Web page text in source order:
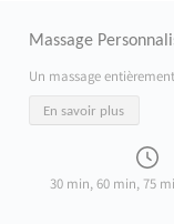
Massage
Un massage
En savoir plus
30 min, 60 min, 75